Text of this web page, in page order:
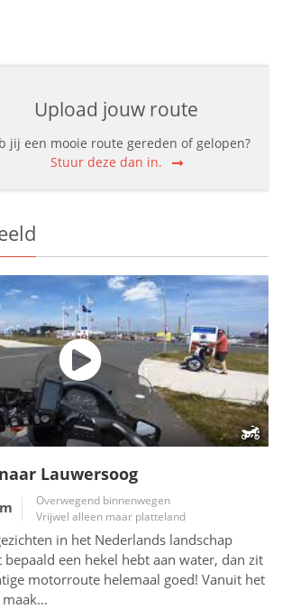
Upload jouw route
jij een mooie route gereden of gelopen?
Stuur deze dan in.
Lauwersoog
Overwegend binnenwegen
Vrijwel alleen maar platteland
in het Nederlands landschap
een hekel hebt aan water, dan zit
motorroute helemaal goed! Vanuit het